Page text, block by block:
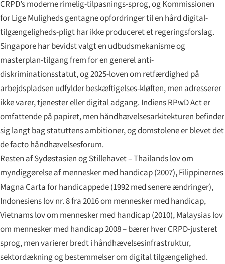
CRPD’s moderne rimelig-tilpasnings-sprog, og Kommissionen
for Lige Muligheds gentagne opfordringer til en hård digital-
tilgængeligheds-pligt har ikke produceret et regeringsforslag.
Singapore har bevidst valgt en udbudsmekanisme og
masterplan-tilgang frem for en generel anti-
diskriminationsstatut, og 2025-loven om retfærdighed på
arbejdspladsen udfylder beskæftigelses-kløften, men adresserer
ikke varer, tjenester eller digital adgang. Indiens RPwD Act er
omfattende på papiret, men håndhævelsesarkitekturen befinder
sig langt bag statuttens ambitioner, og domstolene er blevet det
de facto håndhævelsesforum.
Resten af Sydøstasien og Stillehavet – Thailands lov om
myndiggørelse af mennesker med handicap (2007), Filippinernes
Magna Carta for handicappede (1992 med senere ændringer),
Indonesiens lov nr. 8 fra 2016 om mennesker med handicap,
Vietnams lov om mennesker med handicap (2010), Malaysias lov
om mennesker med handicap 2008 – bærer hver CRPD-justeret
sprog, men varierer bredt i håndhævelsesinfrastruktur,
sektordækning og bestemmelser om digital tilgængelighed.